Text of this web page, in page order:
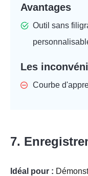
Avantages
Outil sans
Les
Courbe
7.
Idéal pour :